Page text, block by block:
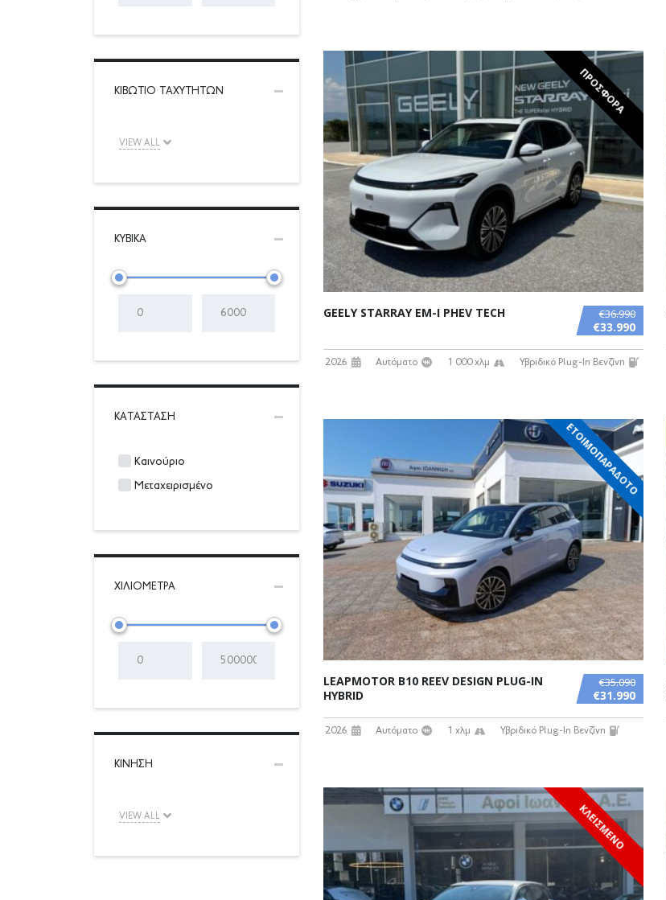
ΚΙΒΏΤΙΟ ΤΑΧΥΤΉΤΩΝ
VIEW ALL
ΚΥΒΙΚΆ
ΚΑΤΆΣΤΑΣΗ
Καινούριο
Μεταχειρισμένο
ΧΙΛΙΌΜΕΤΡΑ
ΚΊΝΗΣΗ
VIEW ALL
ΠΡΟΣΦΟΡΑ
€36.990
€33.990
GEELY STARRAY EM-I PHEV TECH
2026 Αυτόματο 1 000 χλμ Υβριδικό Plug-In Βενζίνη
ΕΤΟΙΜΟΠΑΡΑΔΟΤΟ
€35.090
€31.990
LEAPMOTOR B10 REEV DESIGN PLUG-IN
HYBRID
2026 Αυτόματο 1 χλμ Υβριδικό Plug-In Βενζίνη
ΚΛΕΙΣΜΕΝΟ